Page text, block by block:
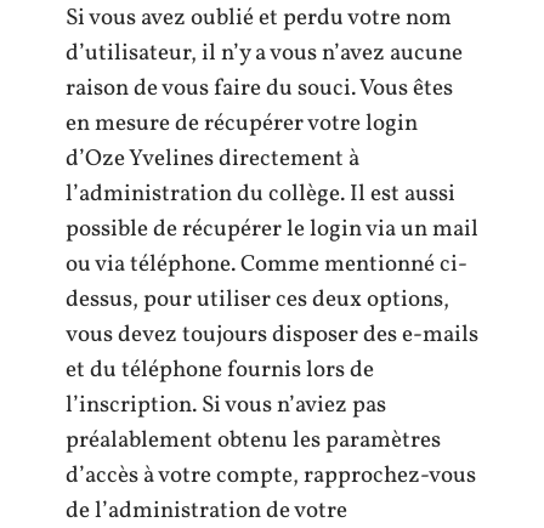
Si vous avez oublié et perdu votre nom
d’utilisateur, il n’y a vous n’avez aucune
raison de vous faire du souci. Vous êtes
en mesure de récupérer votre login
d’Oze Yvelines directement à
l’administration du collège. Il est aussi
possible de récupérer le login via un mail
ou via téléphone. Comme mentionné ci-
dessus, pour utiliser ces deux options,
vous devez toujours disposer des e-mails
et du téléphone fournis lors de
l’inscription. Si vous n’aviez pas
préalablement obtenu les paramètres
d’accès à votre compte, rapprochez-vous
de l’administration de votre